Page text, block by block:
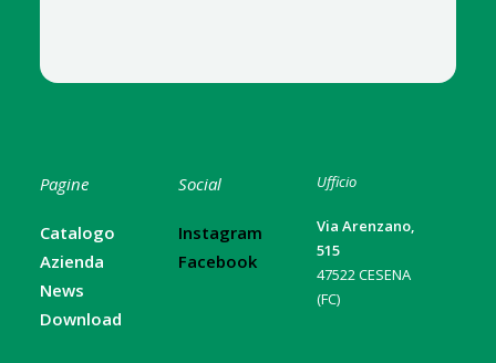
Pagine
Catalogo
Azienda
News
Download
Social
Instagram
Facebook
Ufficio
Via Arenzano,
515
47522 CESENA
(FC)